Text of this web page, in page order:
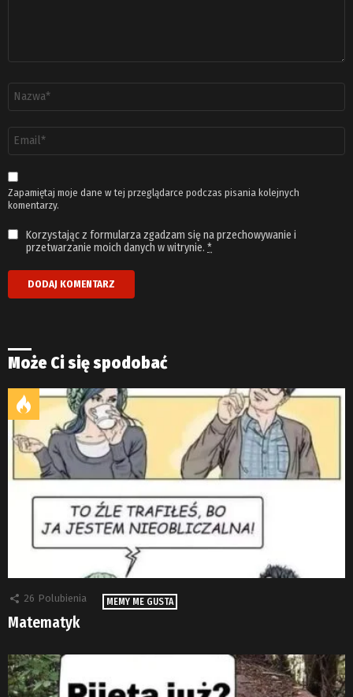
email
*
Zapamiętaj moje dane w tej przeglądarce podczas pisania kolejnych
komentarzy.
Korzystając z formularza zgadzam się na przechowywanie i
przetwarzanie moich danych w witrynie. *
Może Ci się spodobać
26 Polubienia MEMY ME GUSTA
Matematyk